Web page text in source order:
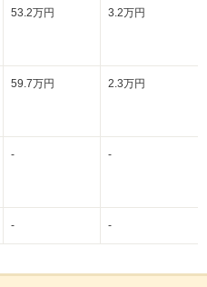
53.2万円 3.2万円
59.7万円 2.3万円
- -
- -